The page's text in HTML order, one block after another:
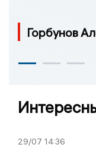
Горбунов
29/07 14:36